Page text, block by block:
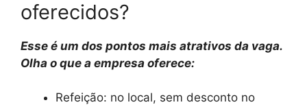
oferecidos?
Esse é um dos pontos mais atrativos da vaga.
Olha o que a empresa oferece:
Refeição: no local, sem desconto no